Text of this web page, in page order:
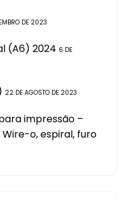
DE 2023
(A6) 2024 6 DE
22 DE AGOSTO DE 2023
impressão –
o, espiral, furo